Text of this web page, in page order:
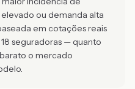
ou demanda alta
em cotações reais
seguradoras — quanto
o mercado